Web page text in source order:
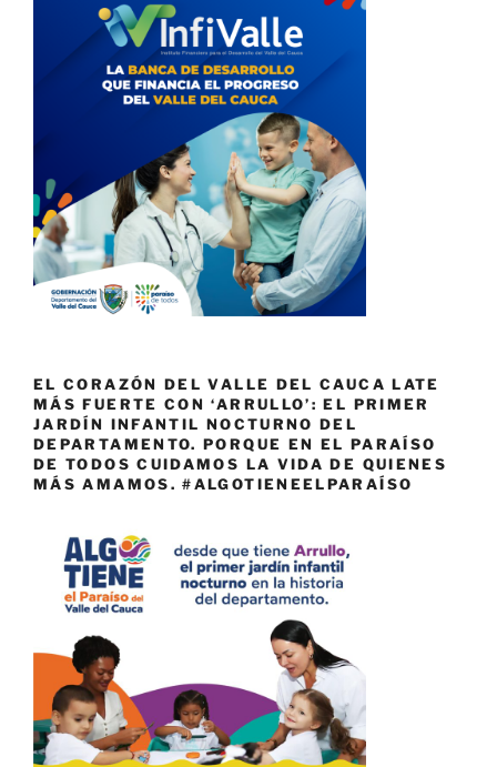
EL CORAZÓN DEL VALLE DEL CAUCA LATE
MÁS FUERTE CON ‘ARRULLO’: EL PRIMER
JARDÍN INFANTIL NOCTURNO DEL
DEPARTAMENTO. PORQUE EN EL PARAÍSO
DE TODOS CUIDAMOS LA VIDA DE QUIENES
MÁS AMAMOS. #ALGOTIENEELPARAÍSO